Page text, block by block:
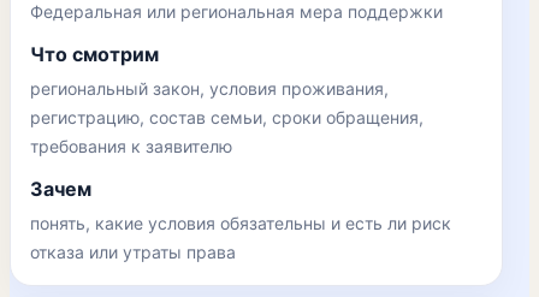
Федеральная или региональная мера поддержки
Что смотрим
региональный закон, условия проживания,
регистрацию, состав семьи, сроки обращения,
требования к заявителю
Зачем
понять, какие условия обязательны и есть ли риск
отказа или утраты права